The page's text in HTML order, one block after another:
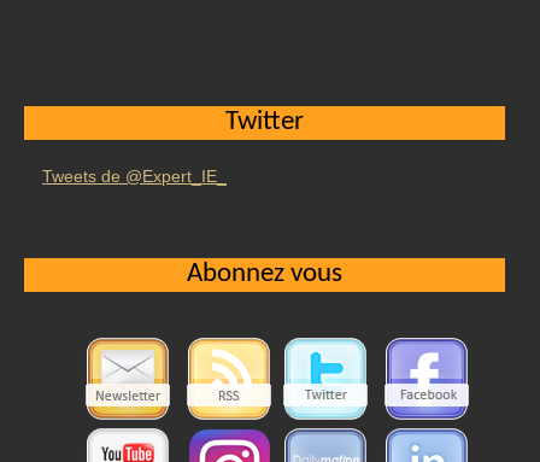
Twitter
Tweets de @Expert_IE_
Abonnez vous